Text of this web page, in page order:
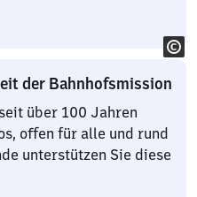
der Bahnhofsmission
über 100 Jahren
offen für alle und rund
unterstützen Sie diese